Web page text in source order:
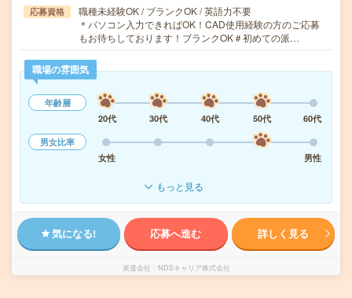
応募資格
職種未経験OK / ブランクOK / 英語力不要
＊パソコン入力できればOK！CAD使用経験の方のご応募
もお待ちしております！ブランクOK＃初めての派…
職場の雰囲気
年齢層
20代
30代 40代 50代
60代
男女比率
女性
男性
もっと見る
気になる! 応募へ進む 詳しく見る
派遣会社 NDSキャリア株式会社